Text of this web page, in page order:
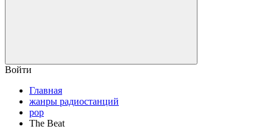
Войти
Главная
жанры радиостанций
pop
The Beat